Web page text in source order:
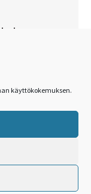
käyttökokemuksen.
lisää
meidät